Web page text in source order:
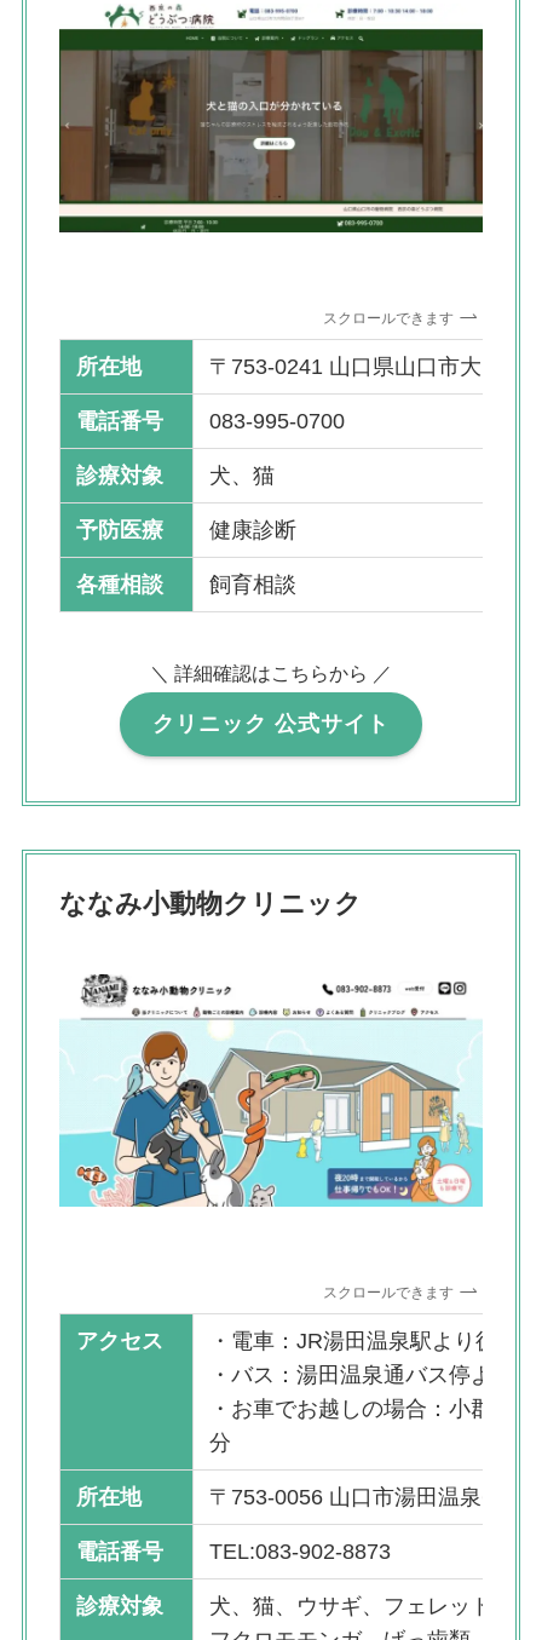
スクロールできます
所在地 〒753-0241 山口県山口市大内問
電話番号 083-995-0700
診療対象 犬、猫
予防医療 健康診断
各種相談 飼育相談
＼ 詳細確認はこちらから ／
クリニック 公式サイト
ななみ小動物クリニック
スクロールできます
アクセス
・電車：JR湯田温泉駅より徒歩
・バス：湯田温泉通バス停より
・お車でお越しの場合：小郡IC
分
所在地 〒753-0056 山口市湯田温泉6丁
電話番号 TEL:083-902-8873
診療対象
犬、猫、ウサギ、フェレット、